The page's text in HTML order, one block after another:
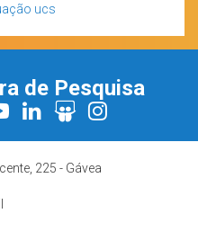
ucs
de Pesquisa
225 - Gávea